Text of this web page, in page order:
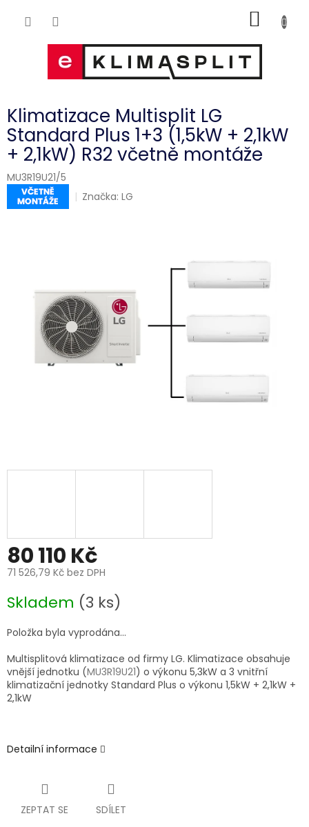
KOŠÍK
Klimatizace Multisplit LG
Standard Plus 1+3 (1,5kW + 2,1kW
+ 2,1kW) R32 včetně montáže
MU3R19U21/5
Značka:LG
80 110 Kč
71 526,79 Kč bez DPH
cena:
Skladem (3 ks)
Položka byla vyprodána…
Multisplitová klimatizace od firmy LG. Klimatizace obsahuje
vnější jednotku (MU3R19U21) o výkonu 5,3kW a 3 vnitřní
klimatizační jednotky Standard Plus o výkonu 1,5kW + 2,1kW +
2,1kW
Detailní informace
ZEPTAT SE SDÍLET